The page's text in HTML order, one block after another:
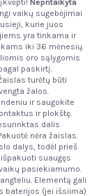
Nepritaikyta
vaikų sugebėjimai
kurie juos
yra tinkama ir
iki 36 mėnesių.
oro sąlygomis
paskirtį.
turėtų būti
žalos.
ir saugokite
ir plokštę.
dalis
nėra žaislas.
dalys, todėl prieš
suaugęs
pasiekiamumo.
Elementą gali
baterijos (jei išsiima)